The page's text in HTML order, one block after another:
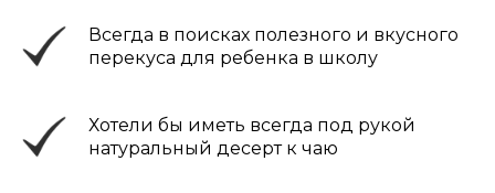
Всегда в поисках полезного и вкусного
перекуса для ребенка в школу
Хотели бы иметь всегда под рукой
натуральный десерт к чаю